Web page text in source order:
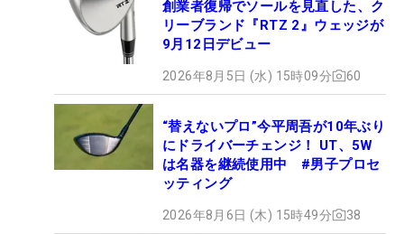
創業者復帰でソールを見直した、ク
リーブランド『RTZ 2』ウェッジが
9月12日デビュー
2026年8月5日 (水) 15時09分 60
“替えないプロ”今平周吾が10年ぶり
にドライバーチェンジ！ UT、5W
は名器を継続使用中 #男子プロセ
ッティング
2026年8月6日 (木) 15時49分 38